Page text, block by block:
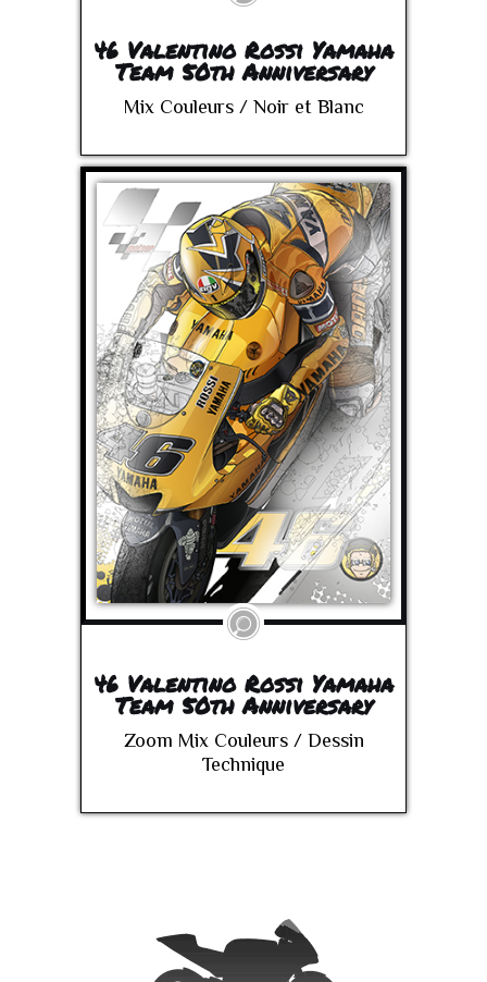
46 Valentino Rossi Yamaha
Team 50th Anniversary
Mix Couleurs / Noir et Blanc
46 Valentino Rossi Yamaha
Team 50th Anniversary
Zoom Mix Couleurs / Dessin
Technique